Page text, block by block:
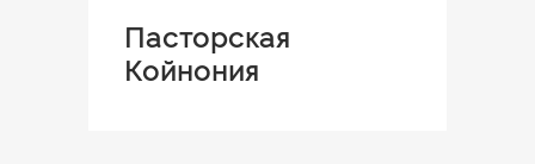
Пасторская
Койнония